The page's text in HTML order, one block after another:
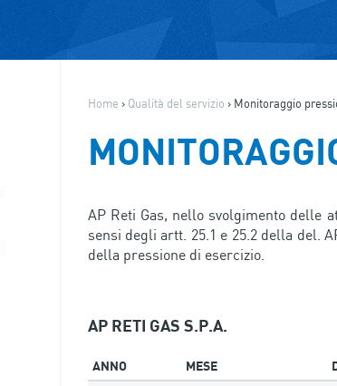
Home › Qualità del servizio › Monitoraggio
AP Reti Gas, nello svolgimento delle
sensi degli artt. 25.1 e 25.2 della del.
della pressione di esercizio.
AP RETI GAS S.P.A.
ANNO MESE